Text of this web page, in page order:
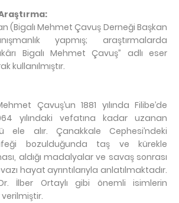
(Bigalı Mehmet Çavuş Derneği Başkan
yapmış; araştırmalarda
Bigalı Mehmet Çavuş” adlı eser
kullanılmıştır.
Çavuş’un 1881 yılında Filibe’de
yılındaki vefatına kadar uzanan
ele alır. Çanakkale Cephesi’ndeki
bozulduğunda taş ve kürekle
aldığı madalyalar ve savaş sonrası
hayat ayrıntılarıyla anlatılmaktadır.
İlber Ortaylı gibi önemli isimlerin